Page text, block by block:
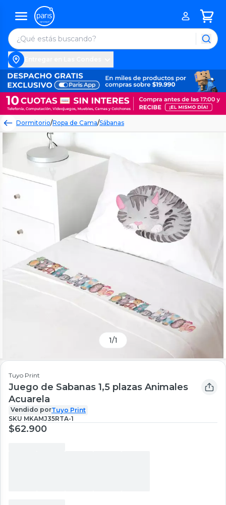
Dormitorio/Ropa de Cama/Sábanas
1/1
Tuyo Print
Juego de Sabanas 1,5 plazas Animales
Acuarela
Vendido porTuyo Print
SKU MKAMJ35RTA-1
$62.900